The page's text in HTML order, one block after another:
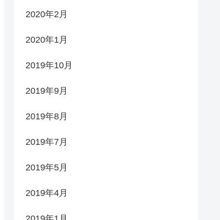
2020年2月
2020年1月
2019年10月
2019年9月
2019年8月
2019年7月
2019年5月
2019年4月